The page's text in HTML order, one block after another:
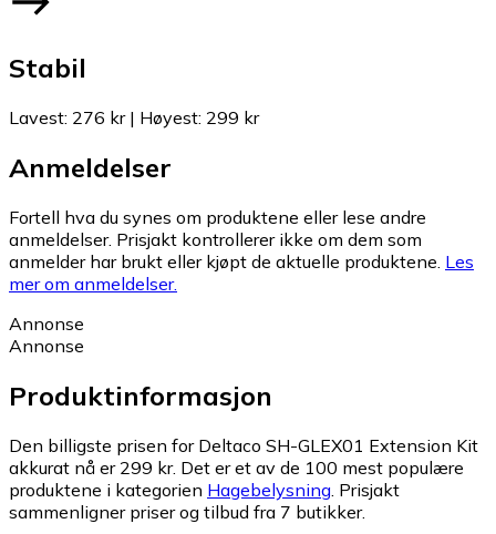
Stabil
Lavest: 276 kr| Høyest: 299 kr
Anmeldelser
Fortell hva du synes om produktene eller lese andre
anmeldelser. Prisjakt kontrollerer ikke om dem som
anmelder har brukt eller kjøpt de aktuelle produktene. Les
mer om anmeldelser.
Annonse
Annonse
Produktinformasjon
Den billigste prisen for Deltaco SH-GLEX01 Extension Kit
akkurat nå er 299 kr. Det er et av de 100 mest populære
produktene i kategorien Hagebelysning Prisjakt
sammenligner priser og tilbud fra 7 butikker.